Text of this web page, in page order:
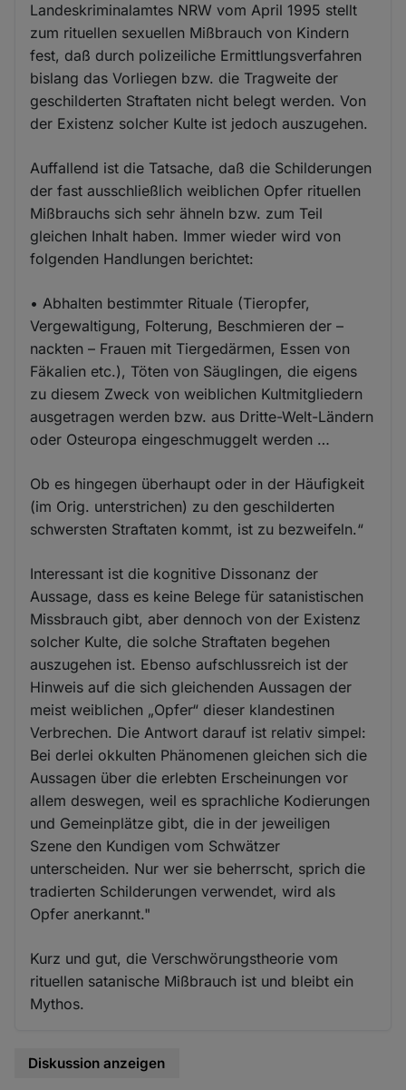
Landeskriminalamtes NRW vom April 1995 stellt
zum rituellen sexuellen Mißbrauch von Kindern
fest, daß durch polizeiliche Ermittlungsverfahren
bislang das Vorliegen bzw. die Tragweite der
geschilderten Straftaten nicht belegt werden. Von
der Existenz solcher Kulte ist jedoch auszugehen.
Auffallend ist die Tatsache, daß die Schilderungen
der fast ausschließlich weiblichen Opfer rituellen
Mißbrauchs sich sehr ähneln bzw. zum Teil
gleichen Inhalt haben. Immer wieder wird von
folgenden Handlungen berichtet:
• Abhalten bestimmter Rituale (Tieropfer,
Vergewaltigung, Folterung, Beschmieren der –
nackten – Frauen mit Tiergedärmen, Essen von
Fäkalien etc.), Töten von Säuglingen, die eigens
zu diesem Zweck von weiblichen Kultmitgliedern
ausgetragen werden bzw. aus Dritte-Welt-Ländern
oder Osteuropa eingeschmuggelt werden …
Ob es hingegen überhaupt oder in der Häufigkeit
(im Orig. unterstrichen) zu den geschilderten
schwersten Straftaten kommt, ist zu bezweifeln.“
Interessant ist die kognitive Dissonanz der
Aussage, dass es keine Belege für satanistischen
Missbrauch gibt, aber dennoch von der Existenz
solcher Kulte, die solche Straftaten begehen
auszugehen ist. Ebenso aufschlussreich ist der
Hinweis auf die sich gleichenden Aussagen der
meist weiblichen „Opfer“ dieser klandestinen
Verbrechen. Die Antwort darauf ist relativ simpel:
Bei derlei okkulten Phänomenen gleichen sich die
Aussagen über die erlebten Erscheinungen vor
allem deswegen, weil es sprachliche Kodierungen
und Gemeinplätze gibt, die in der jeweiligen
Szene den Kundigen vom Schwätzer
unterscheiden. Nur wer sie beherrscht, sprich die
tradierten Schilderungen verwendet, wird als
Opfer anerkannt."
Kurz und gut, die Verschwörungstheorie vom
rituellen satanische Mißbrauch ist und bleibt ein
Mythos.
Diskussion anzeigen